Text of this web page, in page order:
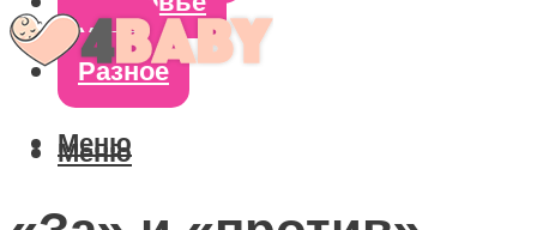
Уход
Разное
Меню
Меню